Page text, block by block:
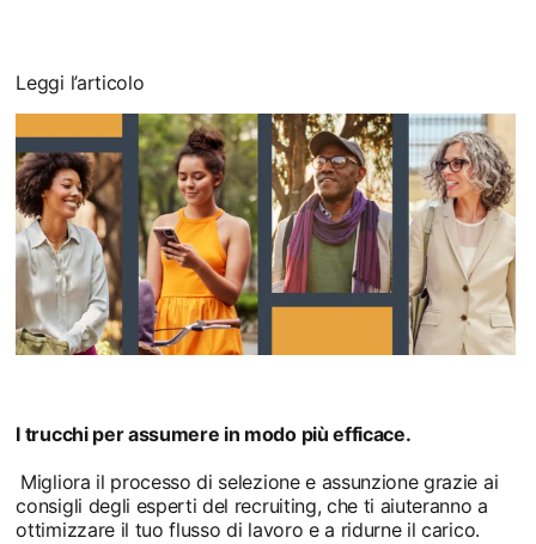
Leggi l’articolo
I trucchi per assumere in modo più efficace.
Migliora il processo di selezione e assunzione grazie ai
consigli degli esperti del recruiting, che ti aiuteranno a
ottimizzare il tuo flusso di lavoro e a ridurne il carico.